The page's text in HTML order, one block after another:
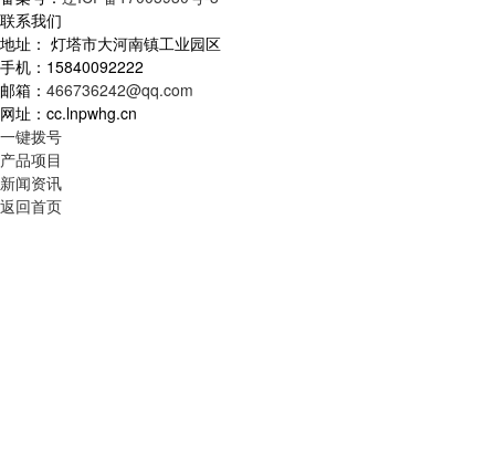
联系我们
地址： 灯塔市大河南镇工业园区
手机：15840092222
邮箱： 466736242@qq.com
网址：cc.lnpwhg.cn
一键拨号
产品项目
新闻资讯
返回首页